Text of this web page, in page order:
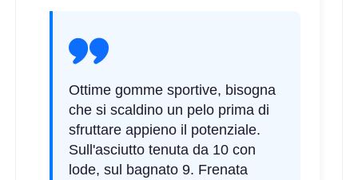
205/45 R17 88Y FR XL
Disponibile
Ottime gomme sportive, bisogna
che si scaldino un pelo prima di
sfruttare appieno il potenziale.
Sull'asciutto tenuta da 10 con
lode, sul bagnato 9. Frenata